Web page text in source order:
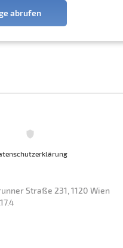
abrufen
Straße 231, 1120 Wien